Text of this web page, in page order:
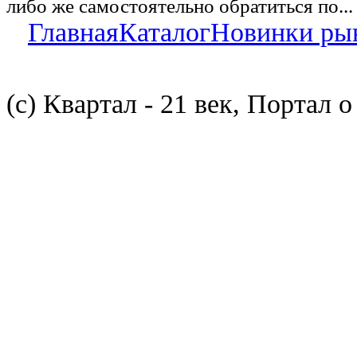
либо же самостоятельно обратиться по...
ГлавнаяКаталогНовинки
(с) Квартал - 21 век, Портал